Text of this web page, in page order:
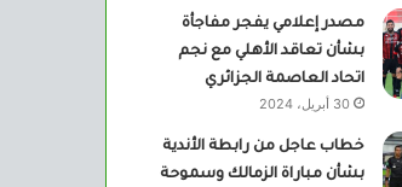
مصدر إعلامي يفجر مفاجأة
بشأن تعاقد الأهلي مع نجم
اتحاد العاصمة الجزائري
30 أبريل، 2024
خطاب عاجل من رابطة الأندية
بشأن مباراة الزمالك وسموحة